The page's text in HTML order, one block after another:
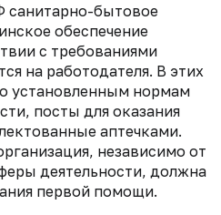
санитарно-бытовое
обеспечение
с требованиями
на работодателя. В этих
установленным нормам
посты для оказания
аптечками.
независимо от
деятельности, должна
первой помощи.